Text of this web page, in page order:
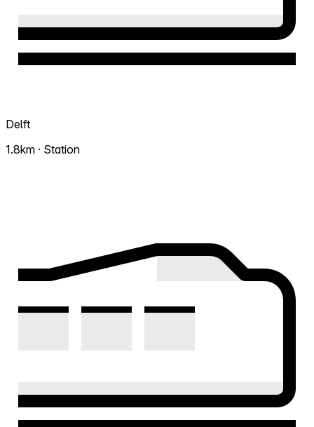
Delft
1.8km · Station